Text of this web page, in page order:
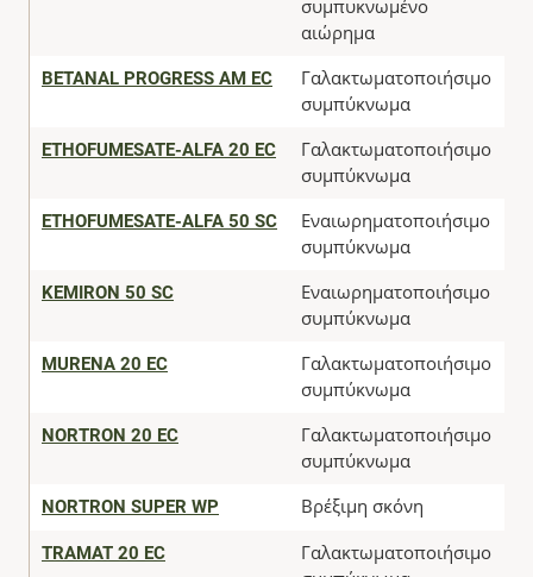
συμπυκνωμένο
αιώρημα
BETANAL PROGRESS AM EC
Γαλακτωματοποιήσιμο
συμπύκνωμα
ETHOFUMESATE-ALFA 20 EC
Γαλακτωματοποιήσιμο
συμπύκνωμα
ETHOFUMESATE-ALFA 50 SC
Εναιωρηματοποιήσιμο
συμπύκνωμα
KEMIRON 50 SC
Εναιωρηματοποιήσιμο
συμπύκνωμα
MURENA 20 EC
Γαλακτωματοποιήσιμο
συμπύκνωμα
NORTRON 20 EC
Γαλακτωματοποιήσιμο
συμπύκνωμα
NORTRON SUPER WP Βρέξιμη σκόνη
TRAMAT 20 EC
Γαλακτωματοποιήσιμο